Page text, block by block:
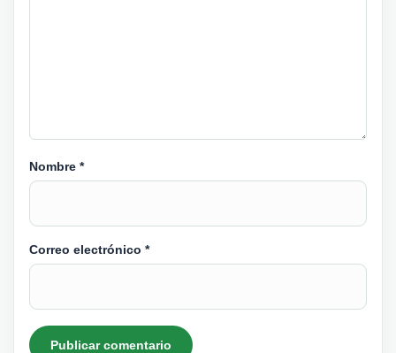
Nombre *
Correo electrónico *